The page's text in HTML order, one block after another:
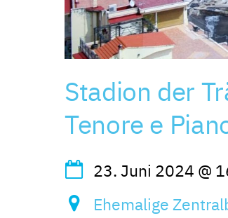
Stadion der
Tenore e
23. Juni 2024 @
Ehemalige